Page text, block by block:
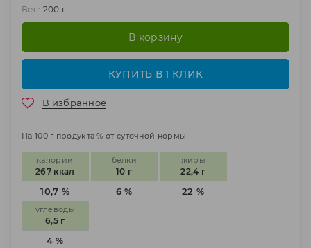
Вес: 200 г
В корзину
КУПИТЬ В 1 КЛИК
В избранное
На 100 г продукта % от суточной нормы
калории
267 ккал
10,7 %
белки
10 г
6 %
жиры
22,4 г
22 %
углеводы
6,5 г
4 %